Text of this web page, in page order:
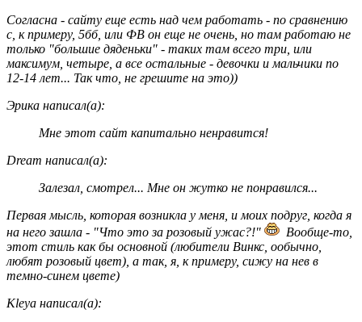
Согласна - сайту еще есть над чем работать - по сравнению
с, к примеру, 5бб, или ФВ он еще не очень, но там работаю не
только "большие дяденьки" - таких там всего три, или
максимум, четыре, а все остальные - девочки и мальчики по
12-14 лет... Так что, не грешите на это))
Эрика написал(а):
Мне этот сайт капитально ненравится!
Dream написал(а):
Залезал, смотрел... Мне он жутко не понравился...
Первая мысль, которая возникла у меня, и моих подруг, когда я
на него зашла - "Что это за розовый ужас?!"
Вообще-то,
этот стиль как бы основной (любители Винкс, ообычно,
любят розовый цвет), а так, я, к примеру, сижу на нев в
темно-синем цвете)
Kleya написал(а):